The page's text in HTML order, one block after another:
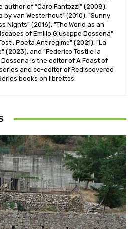
author of “Caro Fantozzi” (2008),
by van Westerhout” (2010), "Sunny
Nights" (2016), "The World as an
of Emilio Giuseppe Dossena"
Poeta Antiregime" (2021), "La
(2023), and "Federico Tosti e la
is the editor of A Feast of
and co-editor of Rediscovered
books on librettos.